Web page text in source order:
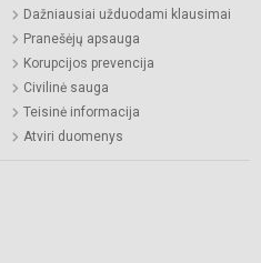
Dažniausiai užduodami klausimai
Pranešėjų apsauga
Korupcijos prevencija
Civilinė sauga
Teisinė informacija
Atviri duomenys